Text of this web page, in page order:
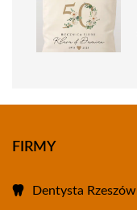
FIRMY
Dentysta Rzeszów